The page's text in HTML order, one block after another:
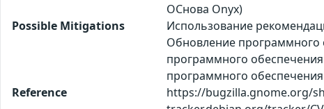
ОСнова Оnyx)
Possible Mitigations
Использование
Обновление программного
программного
программного
Reference
https://bugzilla.gnome.org/